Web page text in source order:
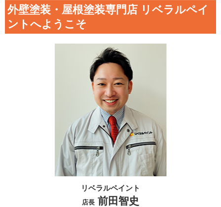
外壁塗装・屋根塗装専門店 リベラルペイ
ントへようこそ
リベラルペイント
店長 前田智史